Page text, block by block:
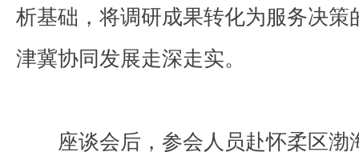
析基础，将调研成果转化为服务决
津冀协同发展走深走实。
座谈会后，参会人员赴怀柔区